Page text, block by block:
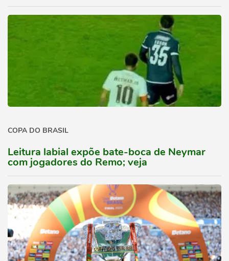
COPA DO BRASIL
Leitura labial expõe bate-boca de Neymar
com jogadores do Remo; veja